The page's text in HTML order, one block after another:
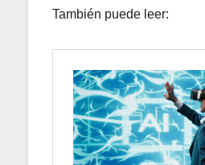
También puede leer: